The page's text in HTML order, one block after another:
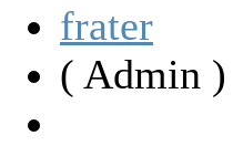
frater
( Admin )